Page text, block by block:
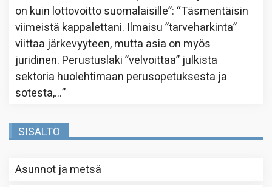
on kuin lottovoitto suomalaisille”: “Täsmentäisin
viimeistä kappalettani. Ilmaisu ”tarveharkinta”
viittaa järkevyyteen, mutta asia on myös
juridinen. Perustuslaki ”velvoittaa” julkista
sektoria huolehtimaan perusopetuksesta ja
sotesta,…”
SISÄLTÖ
Asunnot ja metsä